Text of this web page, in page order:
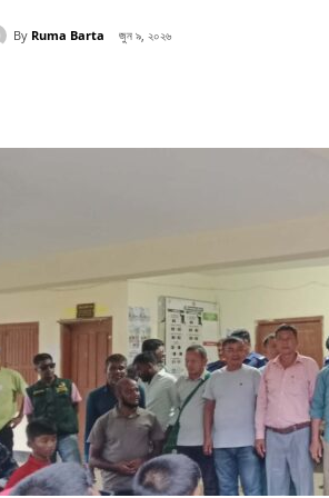
By Ruma Barta জুন ৯, ২০২৬